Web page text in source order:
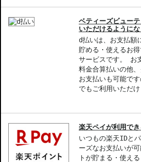
商品番号：
JAN/UPC：768614184881
ベティーズビュー
いただけるようにな
d払いは、お支払額
貯める・使えるお
サービスです。 お
料金合算払いの他
お支払いも可能で
でもご利用いただけ
楽天ペイが利用で
いつもの楽天IDと
ーズなお支払いが
トが貯まる・使え